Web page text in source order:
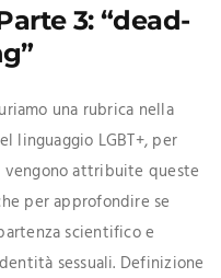
3: “dead-
una rubrica nella
linguaggio LGBT+, per
vengono attribuite queste
per approfondire se
scientifico e
sessuali. Definizione